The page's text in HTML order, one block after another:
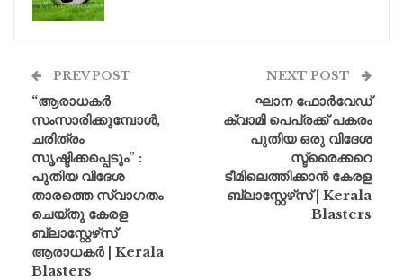
PREV POST
“ആരാധകർ
സംസാരിക്കുമ്പോൾ,
ചരിത്രം
സൃഷ്ടിക്കപ്പെടും” :
പുതിയ വിദേശ
താരത്തെ സ്വാഗതം
ചെയ്‌തു കേരള
ബ്ലാസ്റ്റേഴ്‌സ്
ആരാധകർ | Kerala
Blasters
NEXT POST
ഘാന ഫോർവേഡ്
ക്വാമി പെപ്രക്ക്‌ പകരം
പുതിയ ഒരു വിദേശ
സ്ട്രൈക്കറെ
ടീമിലെത്തിക്കാൻ കേരള
ബ്ലാസ്റ്റേഴ്‌സ് | Kerala
Blasters